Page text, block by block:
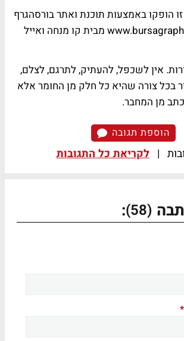
הופקו באמצעות תוכנת ואתר בורסהגרף
לניתוח טכני www.bursagraph.co.il מבית קו מנחה ואייל
אין לשכפל, להעתיק, לתרגם, לצלם,
בכל צורה שהיא כל חלק מן החומר אלא
מן המחבר.
הוספת תגובה
| לקריאת כל התגובות
(58)
:
*